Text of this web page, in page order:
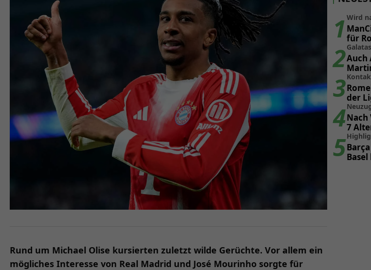
Rund um Michael Olise kursierten zuletzt wilde Gerüchte. Vor allem ein
mögliches Interesse von Real Madrid und José Mourinho sorgte für
1 Wird
für
2Auch
3der
4Nach
7
5